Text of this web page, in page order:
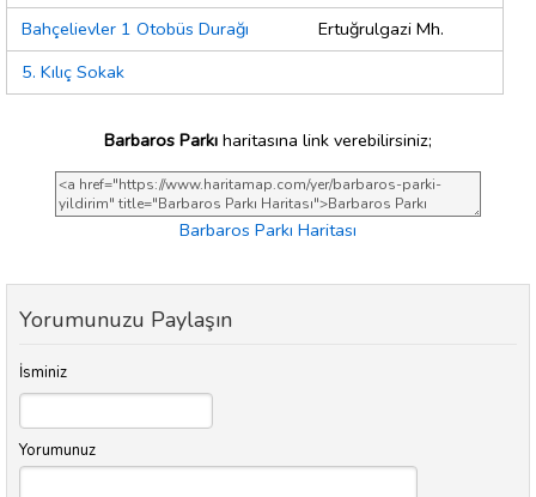
Bahçelievler 1 Otobüs Durağı
Ertuğrulgazi Mh.
5. Kılıç Sokak
Barbaros Parkı haritasına link verebilirsiniz;
Barbaros Parkı Haritası
Yorumunuzu Paylaşın
İsminiz
Yorumunuz